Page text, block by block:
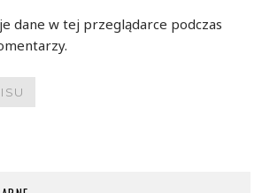
dane w tej przeglądarce podczas